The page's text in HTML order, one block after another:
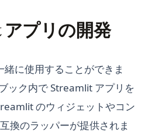
プリの開発
に使用することができま
ック内で Streamlit アプリを
のウィジェットやコン
換のラッパーが提供されま